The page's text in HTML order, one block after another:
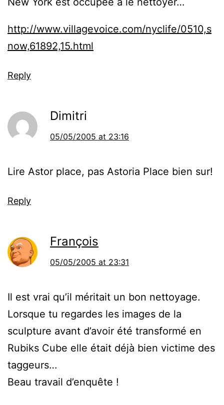
http://www.villagevoice.com/nyclife/0510,s
now,61892,15.html
Reply
Dimitri
05/05/2005 at 23:16
Lire Astor place, pas Astoria Place bien sur!
Reply
François
05/05/2005 at 23:31
Il est vrai qu’il méritait un bon nettoyage.
Lorsque tu regardes les images de la
sculpture avant d’avoir été transformé en
Rubiks Cube elle était déjà bien victime des
taggeurs…
Beau travail d’enquête !